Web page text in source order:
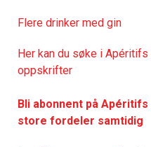
Flere drinker med gin
Her kan du søke i
oppskrifter
Bli abonnent på
store fordeler samtidig